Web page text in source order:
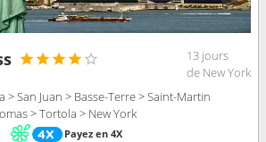
13 jours
de New York
> San Juan > Basse-Terre > Saint-Martin
> Tortola > New York
Payez en 4X